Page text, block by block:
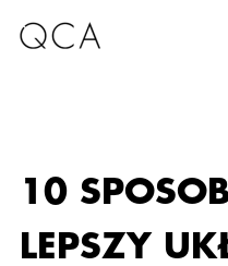
10
LEPSZY